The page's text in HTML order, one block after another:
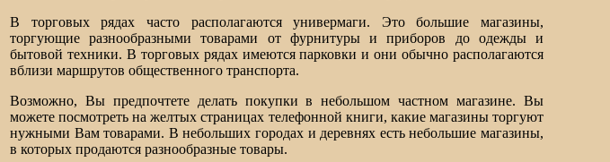
В торговых рядах часто располагаются универмаги. Это большие магазины,
торгующие разнообразными товарами от фурнитуры и приборов до одежды и
бытовой техники. В торговых рядах имеются парковки и они обычно располагаются
вблизи маршрутов общественного транспорта.
Возможно, Вы предпочтете делать покупки в небольшом частном магазине. Вы
можете посмотреть на желтых страницах телефонной книги, какие магазины торгуют
нужными Вам товарами. В небольших городах и деревнях есть небольшие магазины,
в которых продаются разнообразные товары.